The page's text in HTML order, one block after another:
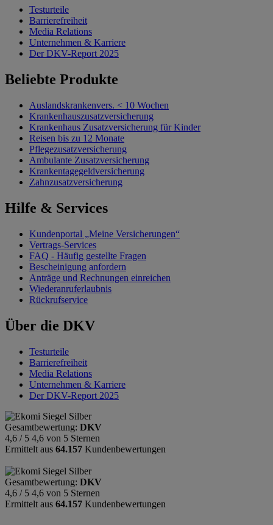
Testurteile
Barrierefreiheit
Media Relations
Unternehmen & Karriere
Der DKV-Report 2025
Beliebte Produkte
Auslandskrankenvers. < 10 Wochen
Krankenhauszusatzversicherung
Krankenhaus Zusatzversicherung für Kinder
Reisen bis zu 12 Monate
Pflegezusatzversicherung
Ambulante Zusatzversicherung
Krankentagegeldversicherung
Zahnzusatzversicherung
Hilfe & Services
Kundenportal „Meine Versicherungen“
Vertrags-Services
FAQ - Häufig gestellte Fragen
Bescheinigung anfordern
Anträge und Rechnungen einreichen
Wiederanruferlaubnis
Rückrufservice
Über die DKV
Testurteile
Barrierefreiheit
Media Relations
Unternehmen & Karriere
Der DKV-Report 2025
Gesamtbewertung: DKV
4,6 / 5 4,6 von 5 Sternen
Ermittelt aus 64.157 Kundenbewertungen
Gesamtbewertung: DKV
4,6 / 5 4,6 von 5 Sternen
Ermittelt aus 64.157 Kundenbewertungen